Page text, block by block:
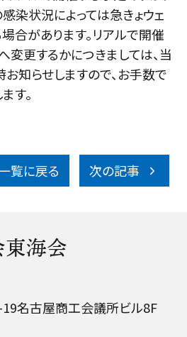
染状況によっては急きょウェ
合があります。リアルで開催
変更するかにつきましては、当
知らせしますので、お手数で
す。
覧に戻る 次の記事
海会
名古屋商工会議所ビル8F